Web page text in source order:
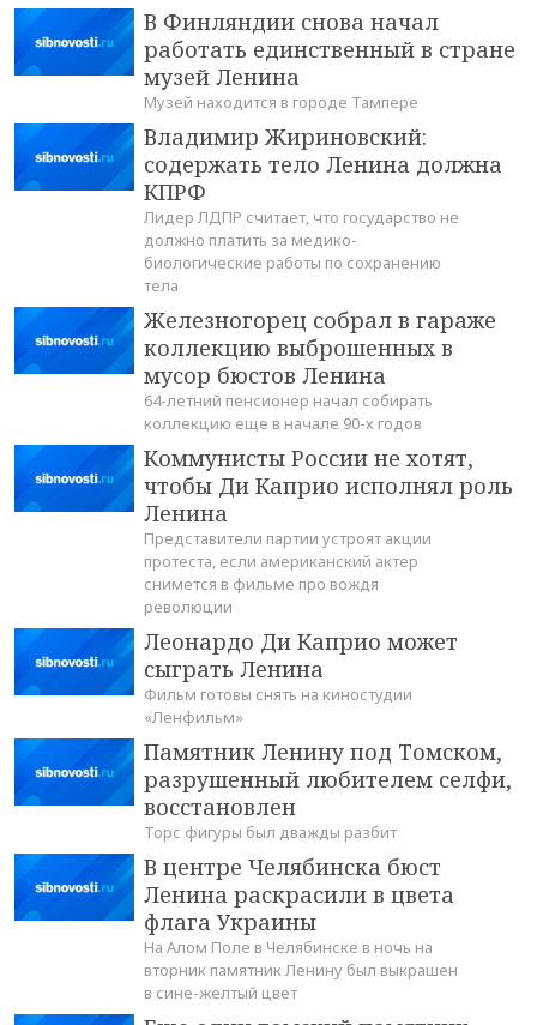
В Финляндии снова начал
работать единственный в стране
музей Ленина
Музей находится в городе Тампере
Владимир Жириновский:
содержать тело Ленина должна
КПРФ
Лидер ЛДПР считает, что государство не
должно платить за медико-
биологические работы по сохранению
тела
Железногорец собрал в гараже
коллекцию выброшенных в
мусор бюстов Ленина
64-летний пенсионер начал собирать
коллекцию еще в начале 90-х годов
Коммунисты России не хотят,
чтобы Ди Каприо исполнял роль
Ленина
Представители партии устроят акции
протеста, если американский актер
снимется в фильме про вождя
революции
Леонардо Ди Каприо может
сыграть Ленина
Фильм готовы снять на киностудии
«Ленфильм»
Памятник Ленину под Томском,
разрушенный любителем селфи,
восстановлен
Торс фигуры был дважды разбит
В центре Челябинска бюст
Ленина раскрасили в цвета
флага Украины
На Алом Поле в Челябинске в ночь на
вторник памятник Ленину был выкрашен
в сине-желтый цвет